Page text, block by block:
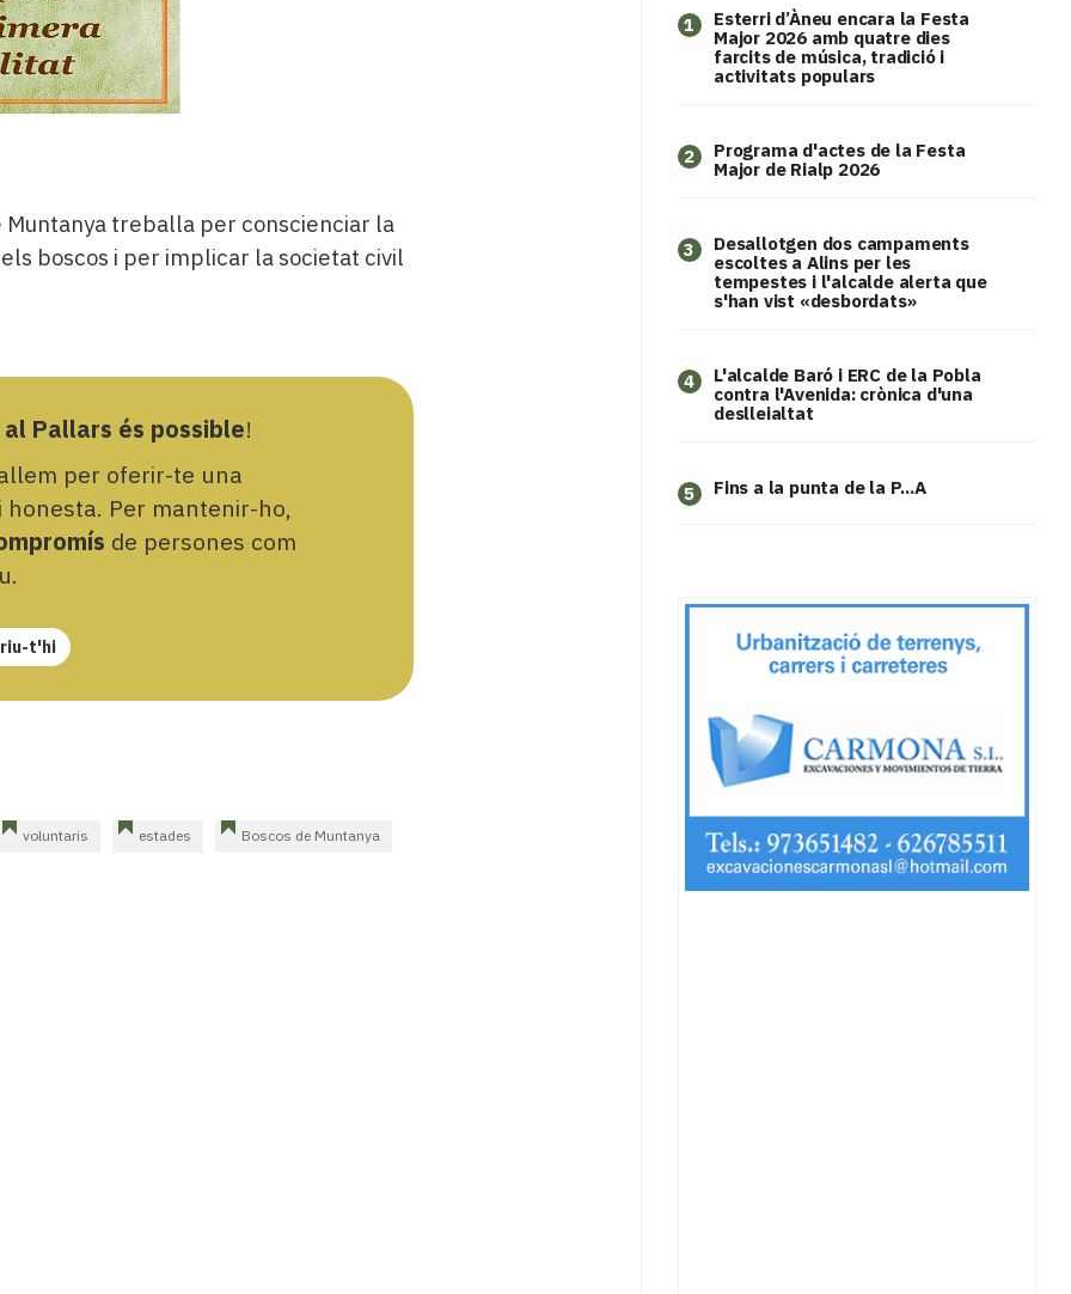
Muntanya treballa per conscienciar la
boscos i per implicar la societat civil
Pallars és possible!
per oferir-te una
Per mantenir-ho,
de persones com
t'hi
voluntaris estades Boscos de Muntanya
1
Esterri d’Àneu encara la Festa
Major 2026 amb quatre dies
farcits de música, tradició i
activitats populars
2
Programa d'actes de la Festa
Major de Rialp 2026
3
​Desallotgen dos campaments
escoltes a Alins per les
tempestes i l'alcalde alerta que
s'han vist «desbordats»
4
L'alcalde Baró i ERC de la Pobla
contra l'Avenida: crònica d'una
deslleialtat
5 Fins a la punta de la P...A